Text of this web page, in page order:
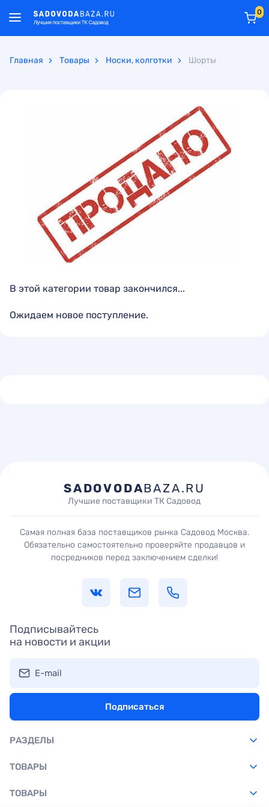
0
Главная Товары Носки, колготки Шорты
В этой категории товар закончился...
Ожидаем новое поступление.
SADOVODABAZA.RU
Лучшие поставщики ТК Садовод
Самая полная база поставщиков рынка Садовод Москва.
Обязательно самостоятельно проверяйте продавцов и
посредников перед заключением сделки!
Подписывайтесь
на новости и акции
E-mail
Подписаться
РАЗДЕЛЫ
ТОВАРЫ
ТОВАРЫ